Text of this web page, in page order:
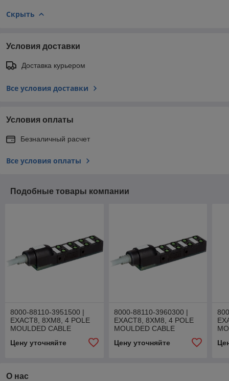
Скрыть
Условия доставки
Доставка курьером
Все условия доставки
Условия оплаты
Безналичный расчет
Все условия оплаты
Подобные товары компании
8000-88110-3951500 |
EXACT8, 8XM8, 4 POLE
MOULDED CABLE
Цену уточняйте
8000-88110-3960300 |
EXACT8, 8XM8, 4 POLE
MOULDED CABLE
Цену уточняйте
О нас